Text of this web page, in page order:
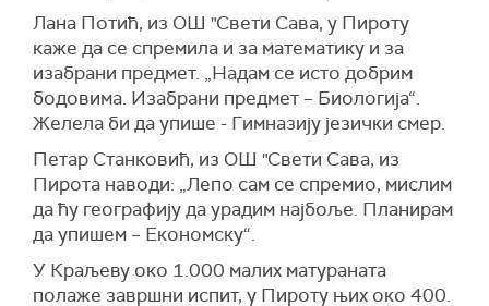
Лана Потић, из ОШ "Свети Сава, у Пироту
каже да се спремила и за математику и за
изабрани предмет. „Надам се исто добрим
бодовима. Изабрани предмет – Биологија“.
Желела би да упише - Гимназију језички смер.
Петар Станковић, из ОШ "Свети Сава, из
Пирота наводи: „Лепо сам се спремио, мислим
да ћу географију да урадим најбоље. Планирам
да упишем – Економску“.
У Краљеву око 1.000 малих матураната
полаже завршни испит, у Пироту њих око 400.